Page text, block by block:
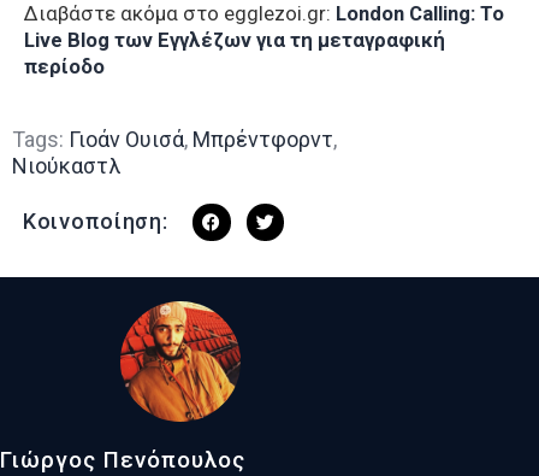
Διαβάστε ακόμα στο egglezoi.gr: London Calling: To
Live Blog των Εγγλέζων για τη μεταγραφική
περίοδο
Tags: Γιοάν Ουισά, Μπρέντφορντ,
Νιούκαστλ
Κοινοποίηση:
Γιώργος Πενόπουλος